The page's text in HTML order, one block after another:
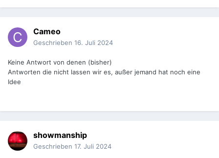
Cameo
Geschrieben 16. Juli 2024
Keine Antwort von denen (bisher)
Antworten die nicht lassen wir es, außer jemand hat noch eine
Idee
showmanship
Geschrieben 17. Juli 2024